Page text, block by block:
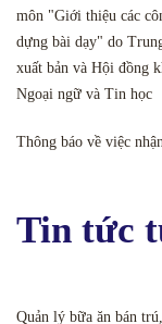
môn "Giới thiệu các
dựng bài dạy" do
xuất bản và Hội đồng
Ngoại ngữ và Tin học
Thông báo về việc
Tin tức
Quản lý bữa ăn bán